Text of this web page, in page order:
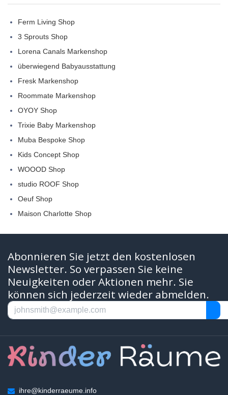
Ferm Living Shop
3 Sprouts Shop
Lorena Canals Markenshop
überwiegend Babyausstattung
Fresk Markenshop
Roommate Markenshop
OYOY Shop
Trixie Baby Markenshop
Muba Bespoke Shop
Kids Concept Shop
WOOOD Shop
studio ROOF Shop
Oeuf Shop
Maison Charlotte Shop
Abonnieren Sie jetzt den kostenlosen
Newsletter. So verpassen Sie keine
Neuigkeiten oder Aktionen mehr. Sie
können sich jederzeit wieder abmelden.
ihre@kinderraeume.info